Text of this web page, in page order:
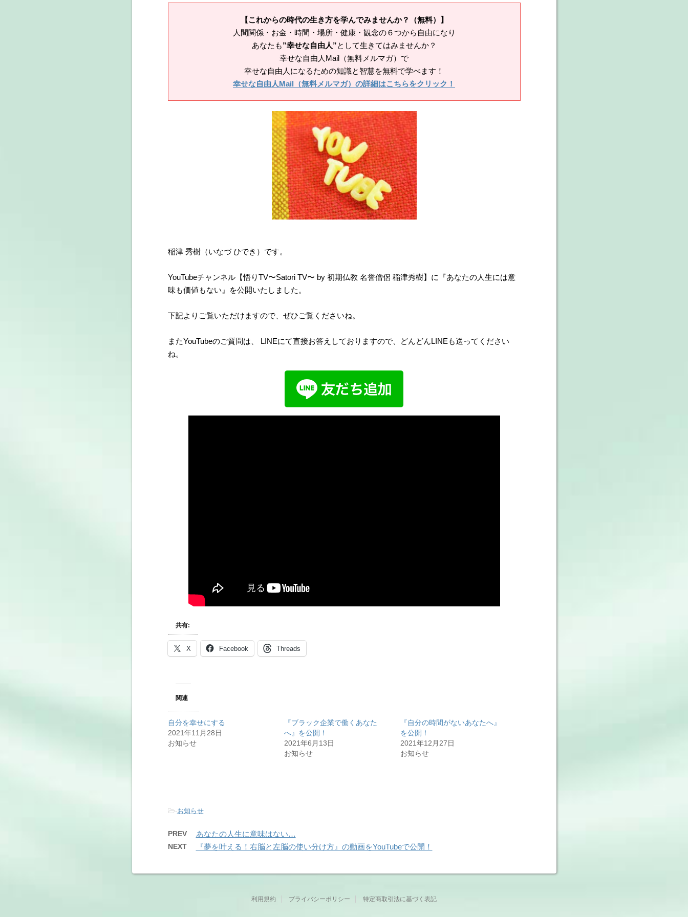
【これからの時代の生き方を学んでみませんか？（無料）】
人間関係・お金・時間・場所・健康・観念の６つから自由になり
あなたも”幸せな自由人”として生きてはみませんか？
幸せな自由人Mail（無料メルマガ）で
幸せな自由人になるための知識と智慧を無料で学べます！
幸せな自由人Mail（無料メルマガ）の詳細はこちらをクリック！
稲津 秀樹（いなづ ひでき）です。
YouTubeチャンネル【悟りTV〜Satori TV〜 by 初期仏教 名誉僧侶 稲津秀樹】に『あなたの人生には意
味も価値もない』を公開いたしました。
下記よりご覧いただけますので、ぜひご覧くださいね。
またYouTubeのご質問は、 LINEにて直接お答えしておりますので、どんどんLINEも送ってください
ね。
共有:
X Facebook Threads
関連
自分を幸せにする
2021年11月28日
お知らせ
『ブラック企業で働くあなた
へ』を公開！
2021年6月13日
お知らせ
『自分の時間がないあなたへ』
を公開！
2021年12月27日
お知らせ
-お知らせ
PREV あなたの人生に意味はない…
NEXT 『夢を叶える！右脳と左脳の使い分け方』の動画をYouTubeで公開！
利用規約 プライバシーポリシー 特定商取引法に基づく表記